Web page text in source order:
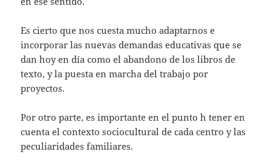
Es cierto que nos cuesta mucho adaptarnos e
incorporar las nuevas demandas educativas que se
dan hoy en día como el abandono de los libros de
texto, y la puesta en marcha del trabajo por
proyectos.
Por otro parte, es importante en el punto h tener en
cuenta el contexto sociocultural de cada centro y las
peculiaridades familiares.